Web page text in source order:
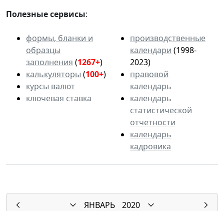
Полезные сервисы:
формы, бланки и
образцы
заполнения (1267+)
калькуляторы (100+)
курсы валют
ключевая ставка
производственные
календари (1998-
2023)
правовой
календарь
календарь
статистической
отчетности
календарь
кадровика
ЯНВАРЬ
2020